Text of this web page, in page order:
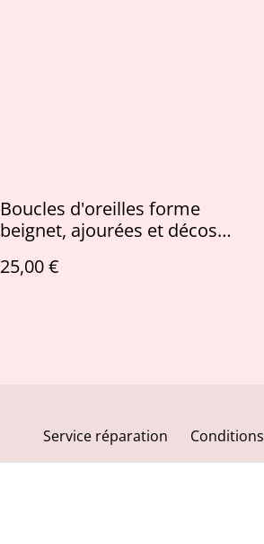
Boucles d'oreilles forme
beignet, ajourées et décos
25,00 €
Service réparation Conditions